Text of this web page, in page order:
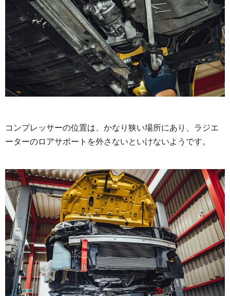
コンプレッサーの位置は、かなり狭い場所にあり、ラジエ
ーターのロアサポートを外さないといけないようです。